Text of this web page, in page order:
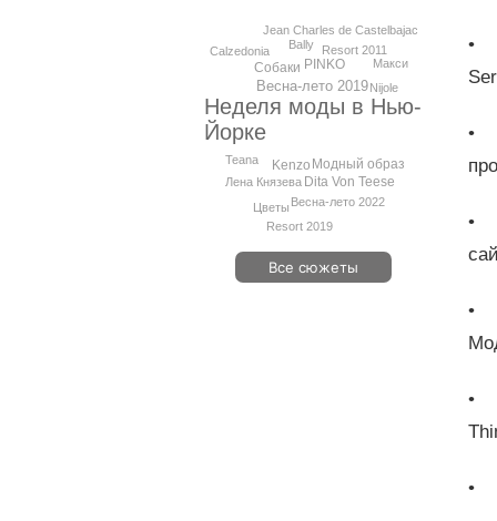
Неделя моды в Нью-
Йорке
Весна-лето 2019
Kenzo
Собаки
Модный образ
Dita Von Teese
PINKO
Bally
Teana
Jean Charles de Castelbajac
Resort 2011
Лена Князева
Весна-лето 2022
Calzedonia
Nijole
Цветы
Макси
Resort 2019
Все сюжеты
•
•
•
•
•
•